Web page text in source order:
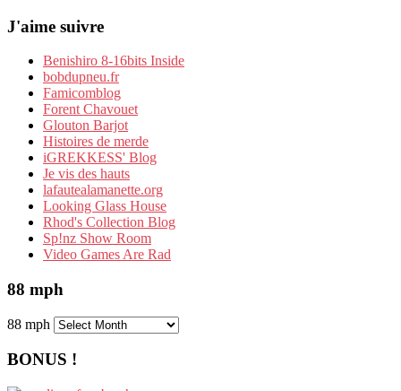
J'aime suivre
Benishiro 8-16bits Inside
bobdupneu.fr
Famicomblog
Forent Chavouet
Glouton Barjot
Histoires de merde
iGREKKESS' Blog
Je vis des hauts
lafautealamanette.org
Looking Glass House
Rhod's Collection Blog
Sp!nz Show Room
Video Games Are Rad
88 mph
88 mph
BONUS !